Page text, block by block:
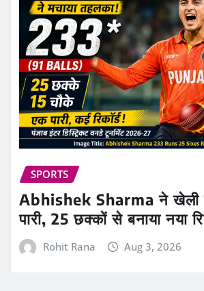
SPORTS
Abhishek Sharma ने खेली
पारी, 25 छक्कों से बनाया नया
Rohit Rana Aug 3, 2026